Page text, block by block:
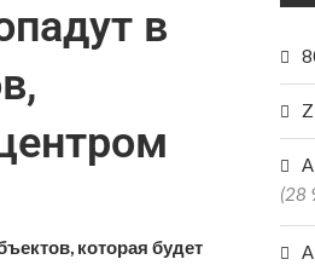
в
которая будет
(28